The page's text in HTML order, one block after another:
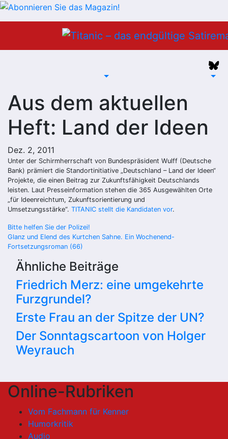
Aus dem aktuellen
Heft: Land der Ideen
Dez. 2, 2011
Unter der Schirmherrschaft von Bundespräsident Wulff (Deutsche
Bank) prämiert die Standortinitiative „Deutschland – Land der Ideen“
Projekte, die einen Beitrag zur Zukunftsfähigkeit Deutschlands
leisten. Laut Presseinformation stehen die 365 Ausgewählten Orte
„für Ideenreichtum, Zukunftsorientierung und
Umsetzungsstärke“. TITANIC stellt die Kandidaten vor.
Beitragsnavigation
Bitte helfen Sie der Polizei!
Glanz und Elend des Kurtchen Sahne. Ein Wochenend-
Fortsetzungsroman (66)
Ähnliche Beiträge
Friedrich Merz: eine umgekehrte
Furzgrundel?
Erste Frau an der Spitze der UN?
Der Sonntagscartoon von Holger
Weyrauch
Online-Rubriken
Vom Fachmann für Kenner
Humorkritik
Audio